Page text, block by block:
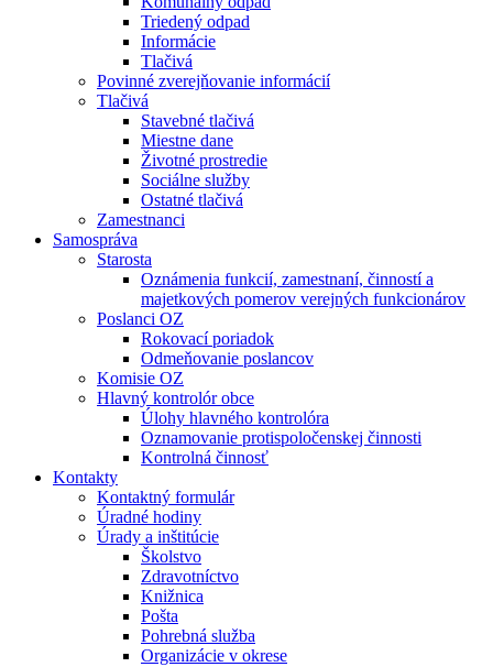
Triedený odpad
Informácie
Tlačivá
Povinné zverejňovanie informácií
Tlačivá
Stavebné tlačivá
Miestne dane
Životné prostredie
Sociálne služby
Ostatné tlačivá
Zamestnanci
Samospráva
Starosta
Oznámenia funkcií, zamestnaní, činností a
majetkových pomerov verejných funkcionárov
Poslanci OZ
Rokovací poriadok
Odmeňovanie poslancov
Komisie OZ
Hlavný kontrolór obce
Úlohy hlavného kontrolóra
Oznamovanie protispoločenskej činnosti
Kontrolná činnosť
Kontakty
Kontaktný formulár
Úradné hodiny
Úrady a inštitúcie
Školstvo
Zdravotníctvo
Knižnica
Pošta
Pohrebná služba
Organizácie v okrese